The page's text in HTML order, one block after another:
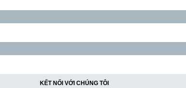
KẾT NỐI VỚI CHÚNG TÔI